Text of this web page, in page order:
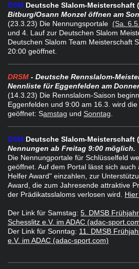
DSM Deutsche Slalom-Meisterschaft
Bitburg/Osann Monzel öffnen am
(23.3.23) Die Nennungsportale (Sa.
und 4. Lauf zur Deutschen Slalom
Deutschen Slalom Team Meisterschaft
20:00 geöffnet.
DRSM - Deutsche Rennslalom-
Nennliste für Eggenfelden am
(14.3 .23) Die Rennslalom-Saison
Eggenfelden und 9:00 am 16.3. wird
geöffnet: Samstag und Sonntag
DSM Deutsche Slalom-Meisterschaft
Nennungen ab Freitag 9:00 möglich.
Die Nennungportale für Schlüsselfeld
geöffnet. Auf dem Portal lässt sich
Helfer Award" einzahlen, zur
Award, die zum Jahresende attraktive
der Prädikatsslaloms verlosen wird.
Der Link für Samstag: 5. DMSB
Schesslitz e.V. im ADAC (adac-
Der Link für Sonntag: 11. DMSB
e.V. im ADAC (adac-sport.com)